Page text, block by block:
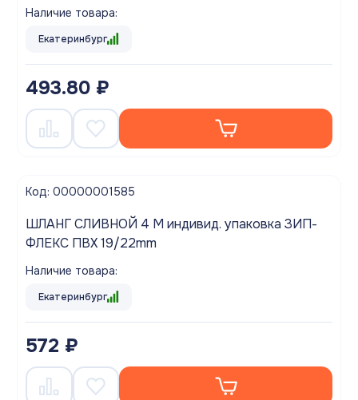
Наличие товара:
Екатеринбург
493.80 ₽
Код: 00000001585
ШЛАНГ СЛИВНОЙ 4 М индивид. упаковка ЗИП-
ФЛЕКС ПВХ 19/22mm
Наличие товара:
Екатеринбург
572 ₽